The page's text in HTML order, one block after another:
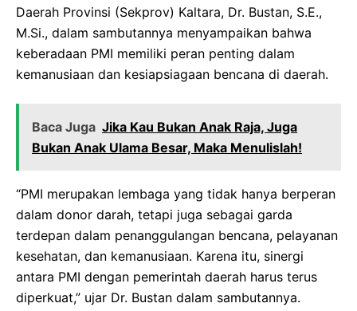
Daerah Provinsi (Sekprov) Kaltara, Dr. Bustan, S.E.,
M.Si., dalam sambutannya menyampaikan bahwa
keberadaan PMI memiliki peran penting dalam
kemanusiaan dan kesiapsiagaan bencana di daerah.
Baca Juga Jika Kau Bukan Anak Raja, Juga
Bukan Anak Ulama Besar, Maka Menulislah!
“PMI merupakan lembaga yang tidak hanya berperan
dalam donor darah, tetapi juga sebagai garda
terdepan dalam penanggulangan bencana, pelayanan
kesehatan, dan kemanusiaan. Karena itu, sinergi
antara PMI dengan pemerintah daerah harus terus
diperkuat,” ujar Dr. Bustan dalam sambutannya.